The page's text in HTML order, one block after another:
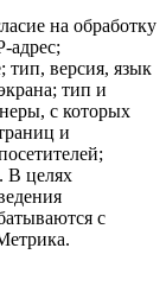
на обработку
адрес;
тип, версия, язык
тип и
с которых
и
В целях
с